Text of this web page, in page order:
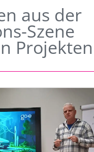
aus der
Szene
Projekten